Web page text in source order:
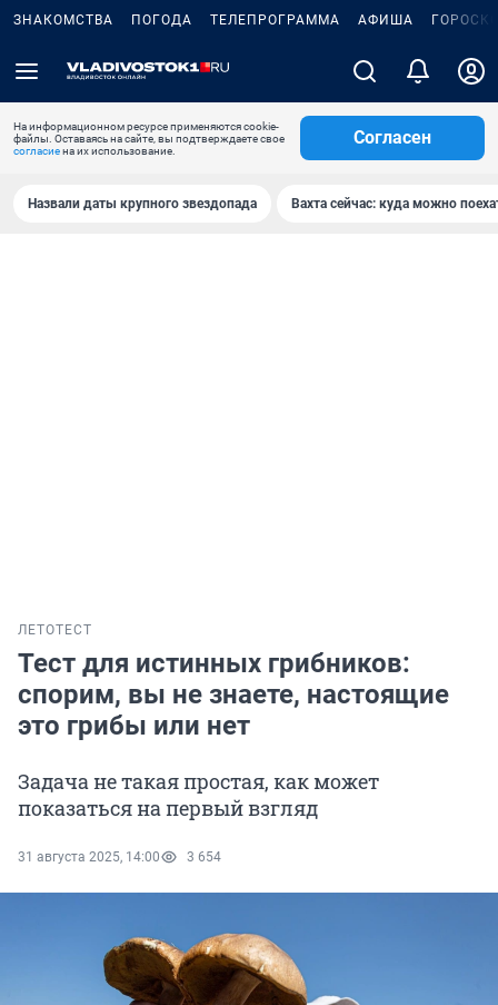
ЗНАКОМСТВА ПОГОДА ТЕЛЕПРОГРАММА АФИША
На информационном ресурсе применяются cookie-
файлы. Оставаясь на сайте, вы подтверждаете свое
согласиена их использование.
Согласен
Назвали даты крупного звездопада Вахта сейчас: куда можно
ЛЕТОТЕСТ
Тест для истинных грибников:
спорим, вы не знаете, настоящие
это грибы или нет
Задача не такая простая, как может
показаться на первый взгляд
31 августа 2025, 14:00 3 654